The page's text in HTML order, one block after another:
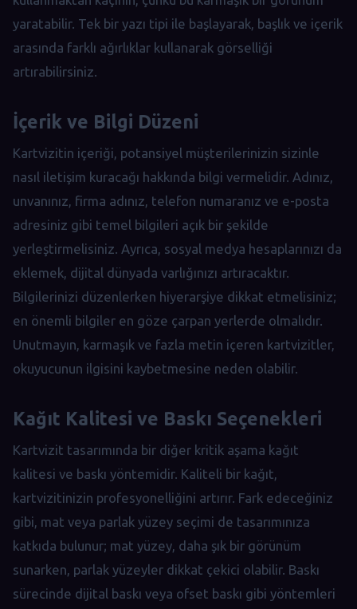
yaratabilir. Tek bir yazı tipi ile başlayarak, başlık ve içerik
arasında farklı ağırlıklar kullanarak görselliği
artırabilirsiniz.
İçerik ve Bilgi Düzeni
Kartvizitin içeriği, potansiyel müşterilerinizin sizinle
nasıl iletişim kuracağı hakkında bilgi vermelidir. Adınız,
unvanınız, firma adınız, telefon numaranız ve e-posta
adresiniz gibi temel bilgileri açık bir şekilde
yerleştirmelisiniz. Ayrıca, sosyal medya hesaplarınızı da
eklemek, dijital dünyada varlığınızı artıracaktır.
Bilgilerinizi düzenlerken hiyerarşiye dikkat etmelisiniz;
en önemli bilgiler en göze çarpan yerlerde olmalıdır.
Unutmayın, karmaşık ve fazla metin içeren kartvizitler,
okuyucunun ilgisini kaybetmesine neden olabilir.
Kağıt Kalitesi ve Baskı Seçenekleri
Kartvizit tasarımında bir diğer kritik aşama kağıt
kalitesi ve baskı yöntemidir. Kaliteli bir kağıt,
kartvizitinizin profesyonelliğini artırır. Fark edeceğiniz
gibi, mat veya parlak yüzey seçimi de tasarımınıza
katkıda bulunur; mat yüzey, daha şık bir görünüm
sunarken, parlak yüzeyler dikkat çekici olabilir. Baskı
sürecinde dijital baskı veya ofset baskı gibi yöntemleri